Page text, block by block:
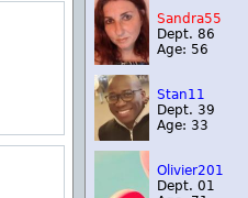
Sandra55
Dept. 86
Age: 56
Stan11
Dept. 39
Age: 33
Olivier201
Dept. 01